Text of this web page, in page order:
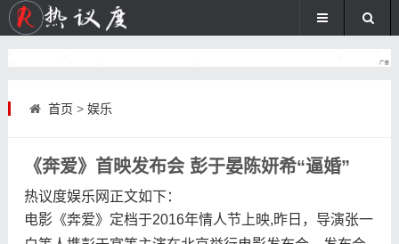
首页 > 娱乐
《奔爱》首映发布会 彭于晏陈妍希“逼婚”
热议度娱乐网 正文如下：
电影《奔爱》定档于2016年情人节上映,昨日，导演张一